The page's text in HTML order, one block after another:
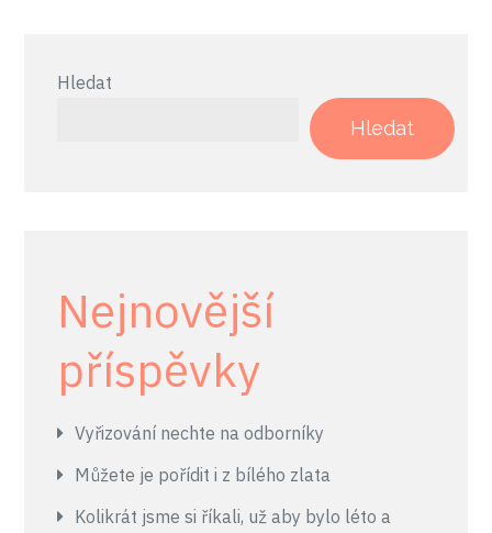
Hledat
Hledat
Nejnovější
příspěvky
Vyřizování nechte na odborníky
Můžete je pořídit i z bílého zlata
Kolikrát jsme si říkali, už aby bylo léto a